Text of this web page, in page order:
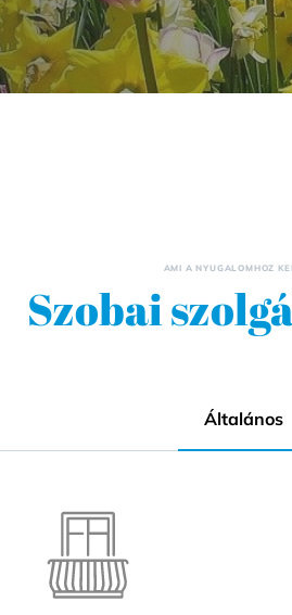
AMI A NYUGALOMHOZ
Szobai
Általános